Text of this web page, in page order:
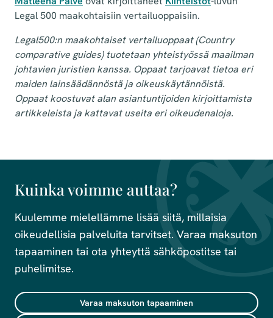
Legal 500 maakohtaisiin vertailuoppaisiin.
Legal500:n maakohtaiset vertailuoppaat (Country
comparative guides) tuotetaan yhteistyössä maailman
johtavien juristien kanssa. Oppaat tarjoavat tietoa eri
maiden lainsäädännöstä ja oikeuskäytännöistä.
Oppaat koostuvat alan asiantuntijoiden kirjoittamista
artikkeleista ja kattavat useita eri oikeudenaloja.
Kuinka voimme auttaa?
Kuulemme mielellämme lisää siitä, millaisia
oikeudellisia palveluita tarvitset. Varaa maksuton
tapaaminen tai ota yhteyttä sähköpostitse tai
puhelimitse.
Varaa maksuton tapaaminen